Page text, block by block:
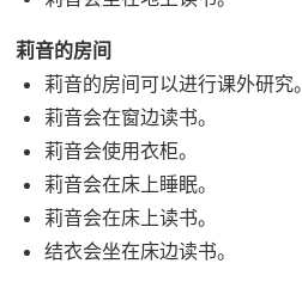
莉音的房间
莉音的房间可以进行课外研究。
莉音会在窗边读书。
莉音会使用衣柜。
莉音会在床上睡眠。
莉音会在床上读书。
结衣会坐在床边读书。